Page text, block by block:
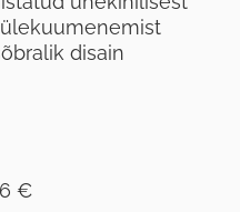
disain
€